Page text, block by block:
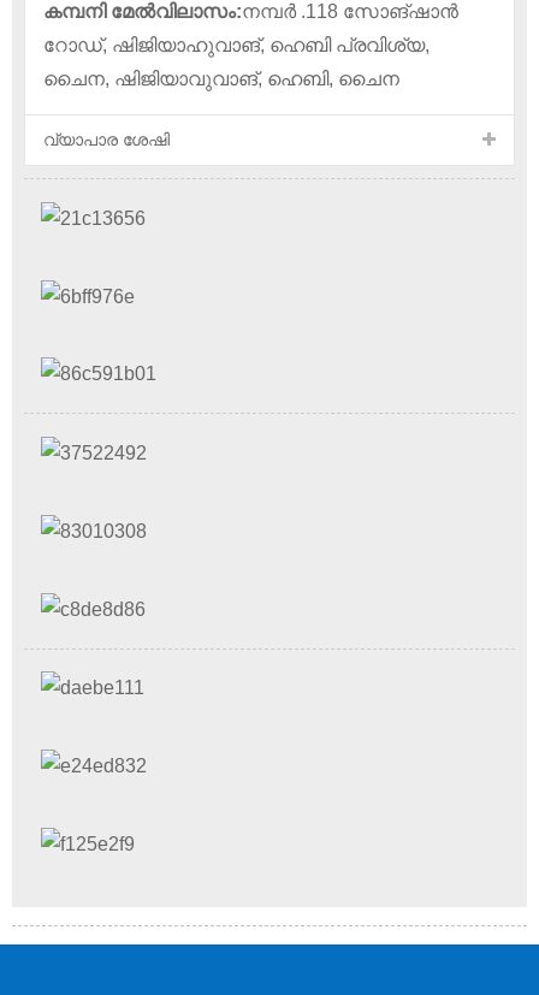
കമ്പനി മേൽവിലാസം:നമ്പർ .118 സോങ്‌ഷാൻ
റോഡ്, ഷിജിയാഹുവാങ്, ഹെബി പ്രവിശ്യ,
ചൈന, ഷിജിയാവുവാങ്, ഹെബി, ചൈന
വ്യാപാര ശേഷി